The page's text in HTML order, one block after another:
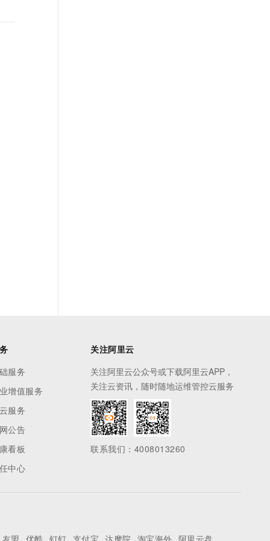
服务
增值服务
服务
公告
看板
中心
关注阿里云
关注阿里云公众号或下载阿里云APP，
关注云资讯，随时随地运维管控云服务
联系我们：4008013260
友盟 优酷 钉钉 支付宝 达摩院 淘宝海外 阿里云盘